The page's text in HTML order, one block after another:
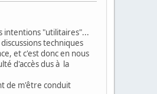
intentions "utilitaires"...
techniques
et c'est donc en nous
d'accès dus à la
de m'être conduit